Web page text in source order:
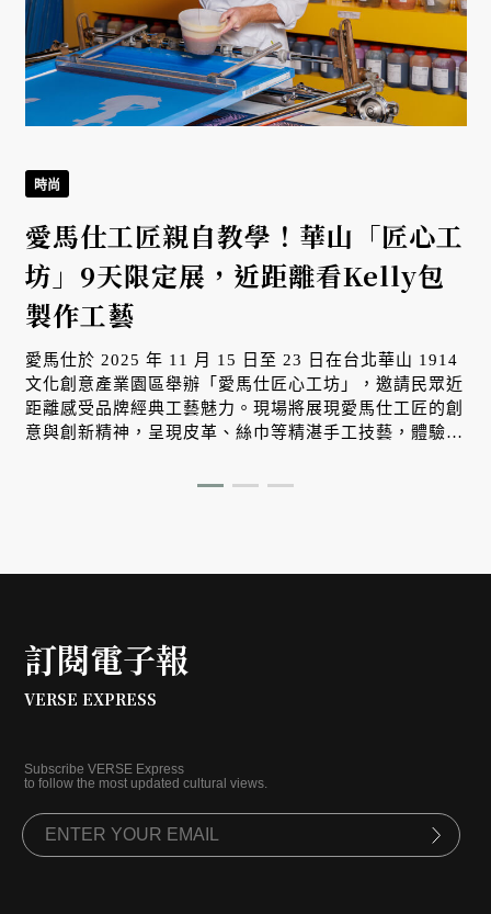
時尚
愛馬仕工匠親自教學！華山「匠心工
坊」9天限定展，近距離看Kelly包
製作工藝
愛馬仕於 2025 年 11 月 15 日至 23 日在台北華山 1914
文化創意產業園區舉辦「愛馬仕匠心工坊」，邀請民眾近
距離感受品牌經典工藝魅力。現場將展現愛馬仕工匠的創
意與創新精神，呈現皮革、絲巾等精湛手工技藝，體驗法
訂閱電子報
VERSE EXPRESS
Subscribe VERSE Express
to follow the most updated cultural views.